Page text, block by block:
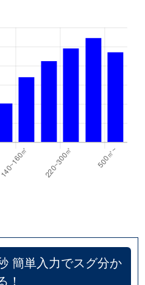
簡単入力でスグ分か
！